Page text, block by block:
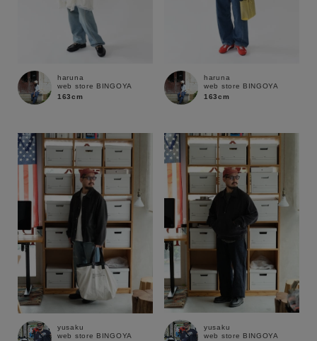
この条件で絞り込む
haruna
web store BINGOYA
163cm
haruna
web store BINGOYA
163cm
yusaku
web store BINGOYA
yusaku
web store BINGOYA